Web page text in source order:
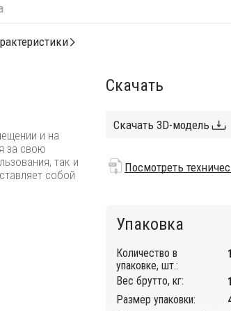
и на
за свою
так и
собой
Скачать
Скачать 3D-модель
Посмотреть
Упаковка
Количество в
упаковке, шт.:
1
Вес брутто, кг:
Размер упаковки: